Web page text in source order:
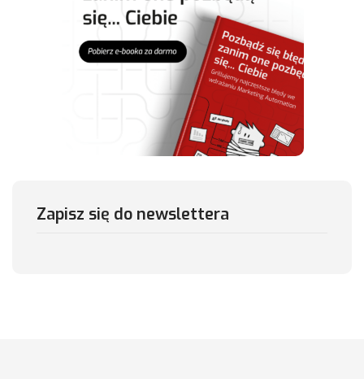
Zapisz się do newslettera